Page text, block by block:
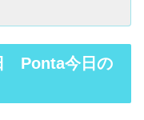
Ponta今日の